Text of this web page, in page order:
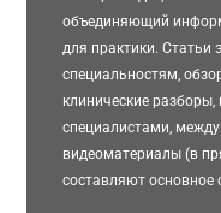
объединяющий
для практики. Статьи
специальностям,
клинические
специалистами,
видеоматериалы (в
составляют основное